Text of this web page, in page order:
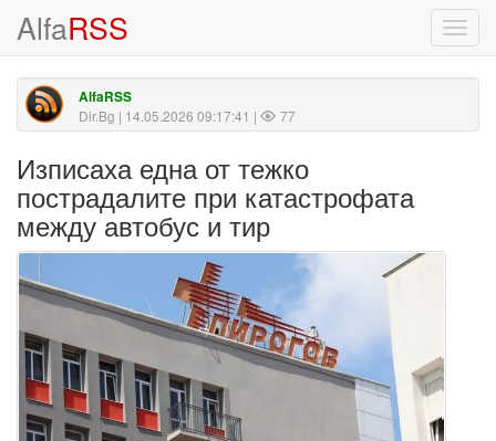
AlfaRSS
AlfaRSS
Dir.Bg | 14.05.2026 09:17:41 | 77
Изписаха една от тежко
пострадалите при катастрофата
между автобус и тир